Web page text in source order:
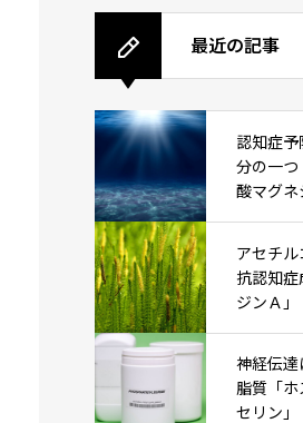
最近の記事
認知症
分の一つ
酸マグネ
アセチル
抗認知
ジンＡ」
神経伝達
脂質「
セリン」